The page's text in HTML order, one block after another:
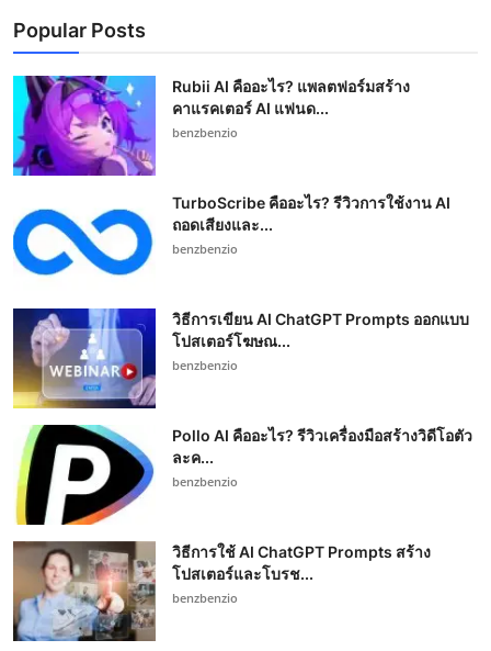
Popular Posts
Rubii AI คืออะไร? แพลตฟอร์มสร้าง
คาแรคเตอร์ AI แฟนด...
benzbenzio
TurboScribe คืออะไร? รีวิวการใช้งาน AI
ถอดเสียงและ...
benzbenzio
วิธีการเขียน AI ChatGPT Prompts ออกแบบ
โปสเตอร์โฆษณ...
benzbenzio
Pollo AI คืออะไร? รีวิวเครื่องมือสร้างวิดีโอตัว
ละค...
benzbenzio
วิธีการใช้ AI ChatGPT Prompts สร้าง
โปสเตอร์และโบรช...
benzbenzio